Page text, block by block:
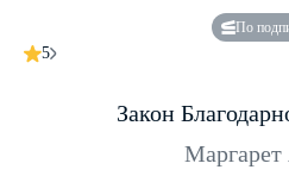
По
5
Закон
Маргарет